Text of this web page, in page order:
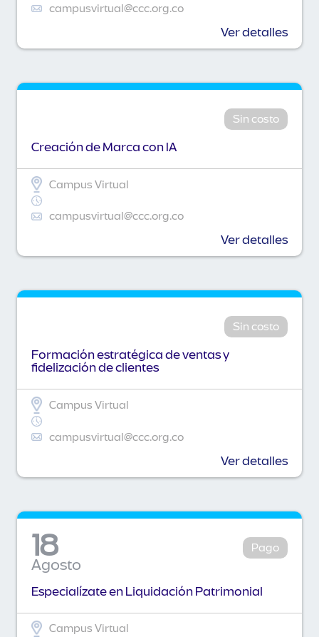
campusvirtual@ccc.org.co
Ver detalles
Sin costo
Creación de Marca con IA
Campus Virtual
campusvirtual@ccc.org.co
Ver detalles
Sin costo
Formación estratégica de ventas y
fidelización de clientes
Campus Virtual
campusvirtual@ccc.org.co
Ver detalles
18
Agosto
Pago
Especialízate en Liquidación Patrimonial
Campus Virtual